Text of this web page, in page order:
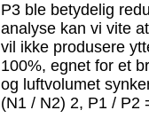
P3 ble betydelig
analyse kan vi vite
vil ikke produsere
100%, egnet for et
og luftvolumet
(N1 / N2) 2, P1 / P2